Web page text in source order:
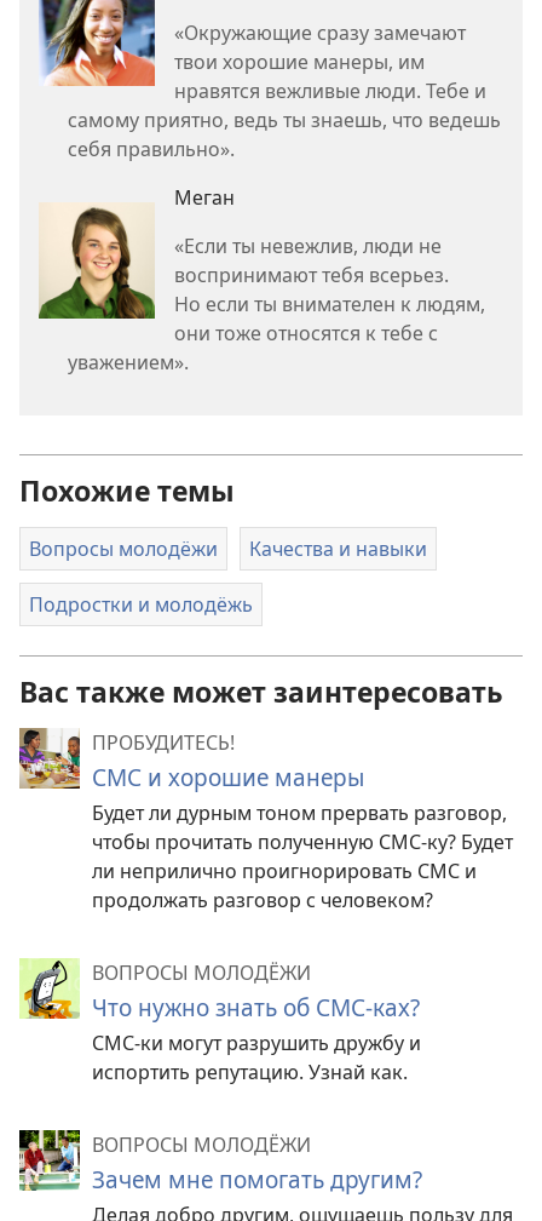
«Окружающие сразу замечают
твои хорошие манеры, им
нравятся вежливые люди. Тебе и
самому приятно, ведь ты знаешь, что ведешь
себя правильно».
Меган
«Если ты невежлив, люди не
воспринимают тебя всерьез.
Но если ты внимателен к людям,
они тоже относятся к тебе с
уважением».
Похожие темы
Вопросы молодёжи Качества и навыки
Подростки и молодёжь
Вас также может заинтересовать
ПРОБУДИТЕСЬ!
СМС и хорошие манеры
Будет ли дурным тоном прервать разговор,
чтобы прочитать полученную СМС-ку? Будет
ли неприлично проигнорировать СМС и
продолжать разговор с человеком?
ВОПРОСЫ МОЛОДЁЖИ
Что нужно знать об СМС-ках?
СМС-ки могут разрушить дружбу и
испортить репутацию. Узнай как.
ВОПРОСЫ МОЛОДЁЖИ
Зачем мне помогать другим?
Делая добро другим, ощущаешь пользу для